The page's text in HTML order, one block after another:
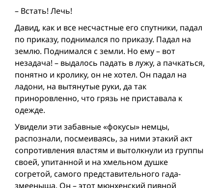
– Встать! Лечь!
Давид, как и все несчастные его спутники, падал
по приказу, поднимался по приказу. Падал на
землю. Поднимался с земли. Но ему – вот
незадача! – выдалось падать в лужу, а пачкаться,
понятно и кролику, он не хотел. Он падал на
ладони, на вытянутые руки, да так
приноровленно, что грязь не приставала к
одежде.
Увидели эти забавные «фокусы» немцы,
распознали, посмеиваясь, за ними этакий акт
сопротивления властям и вытолкнули из группы
своей, упитанной и на хмельном душке
согретой, самого представительного гада-
змееныша. Он – этот мюнхенский пивной